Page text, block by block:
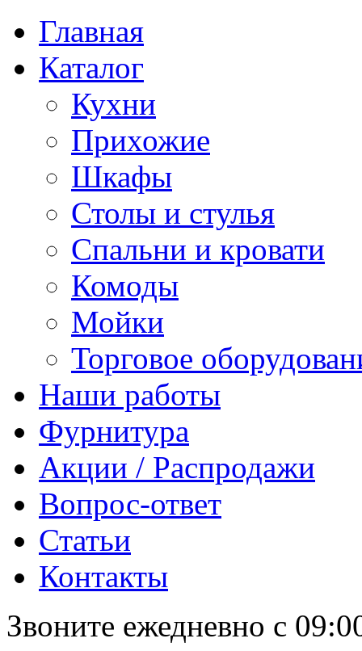
Главная
Каталог
Кухни
Прихожие
Шкафы
Столы и стулья
Спальни и кровати
Комоды
Мойки
Торговое
Наши работы
Фурнитура
Акции / Распродажи
Вопрос-ответ
Статьи
Контакты
Звоните ежедневно с